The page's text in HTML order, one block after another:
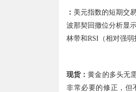
： 美元指数的短期交
波那契回撤位分析显
林带和RSI（相对强弱
现货：黄金的多头无
非常必要的修正，但